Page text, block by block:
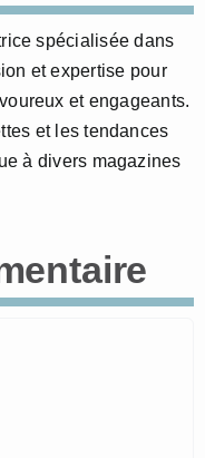
spécialisée dans
et expertise pour
et engageants.
et les tendances
à divers magazines